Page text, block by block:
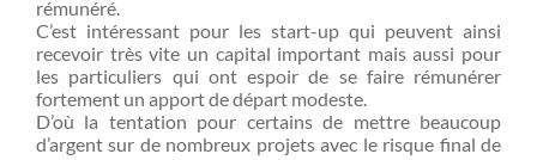
rémunéré.
C’est intéressant pour les start-up qui peuvent ainsi
recevoir très vite un capital important mais aussi pour
les particuliers qui ont espoir de se faire rémunérer
fortement un apport de départ modeste.
D’où la tentation pour certains de mettre beaucoup
d’argent sur de nombreux projets avec le risque final de